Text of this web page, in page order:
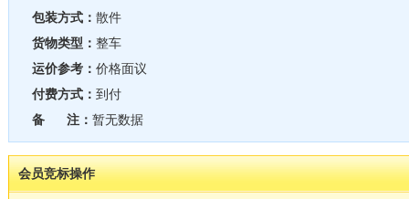
包装方式： 散件
货物类型： 整车
运价参考： 价格面议
付费方式： 到付
备 注： 暂无数据
会员竞标操作